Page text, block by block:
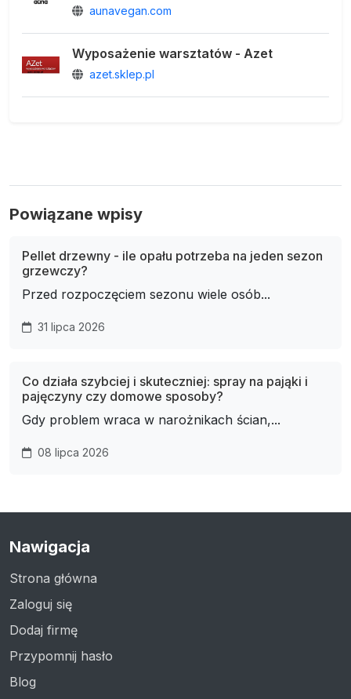
aunavegan.com
Wyposażenie warsztatów - Azet
azet.sklep.pl
Powiązane wpisy
Pellet drzewny - ile opału potrzeba na jeden sezon
grzewczy?
Przed rozpoczęciem sezonu wiele osób...
31 lipca 2026
Co działa szybciej i skuteczniej: spray na pająki i
pajęczyny czy domowe sposoby?
Gdy problem wraca w narożnikach ścian,...
08 lipca 2026
Nawigacja
Strona główna
Zaloguj się
Dodaj firmę
Przypomnij hasło
Blog